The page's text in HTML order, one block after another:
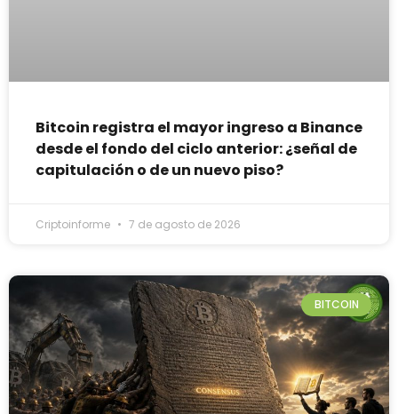
Bitcoin registra el mayor ingreso a Binance
desde el fondo del ciclo anterior: ¿señal de
capitulación o de un nuevo piso?
Criptoinforme 7 de agosto de 2026
BITCOIN